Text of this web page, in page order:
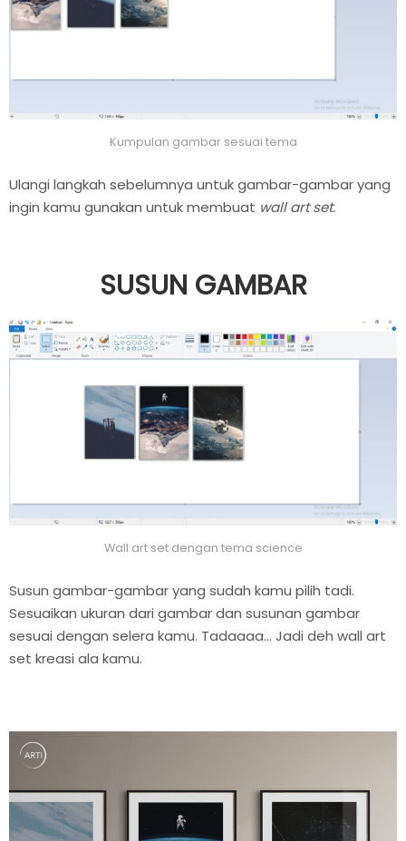
Kumpulan gambar sesuai tema
Ulangi langkah sebelumnya untuk gambar-gambar yang
ingin kamu gunakan untuk membuat wall art set.
SUSUN GAMBAR
Wall art set dengan tema science
Susun gambar-gambar yang sudah kamu pilih tadi.
Sesuaikan ukuran dari gambar dan susunan gambar
sesuai dengan selera kamu. Tadaaaa… Jadi deh wall art
set kreasi ala kamu.